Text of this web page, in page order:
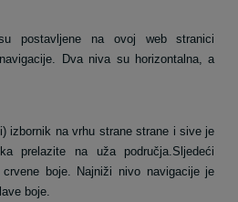
postavljene na ovoj web stranici
Dva niva su horizontalna, a
izbornik na vrhu strane strane i sive je
prelazite na uža područja.Sljedeći
boje. Najniži nivo navigacije je
boje.